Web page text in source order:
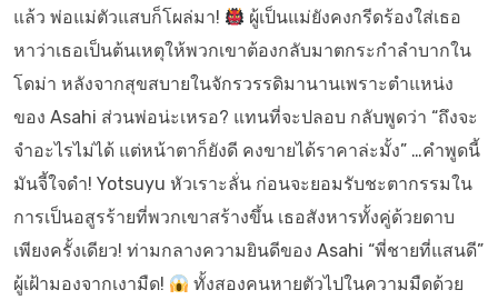
แล้ว พ่อแม่ตัวแสบก็โผล่มา!
ผู้เป็นแม่ยังคงกรีดร้องใส่เธอ
หาว่าเธอเป็นต้นเหตุให้พวกเขาต้องกลับมาตกระกำลำบากใน
โดม่า หลังจากสุขสบายในจักรวรรดิมานานเพราะตำแหน่ง
ของ Asahi ส่วนพ่อน่ะเหรอ? แทนที่จะปลอบ กลับพูดว่า “ถึงจะ
จำอะไรไม่ได้ แต่หน้าตาก็ยังดี คงขายได้ราคาล่ะมั้ง” …คำพูดนี้
มันจี้ใจดำ! Yotsuyu หัวเราะลั่น ก่อนจะยอมรับชะตากรรมใน
การเป็นอสูรร้ายที่พวกเขาสร้างขึ้น เธอสังหารทั้งคู่ด้วยดาบ
เพียงครั้งเดียว! ท่ามกลางความยินดีของ Asahi “พี่ชายที่แสนดี”
ผู้เฝ้ามองจากเงามืด!
ทั้งสองคนหายตัวไปในความมืดด้วย